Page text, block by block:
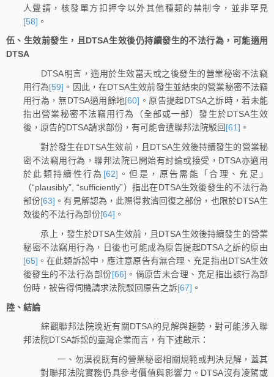
人聲請，核發單方扣押令以外其他種類的禁制令，並非罕見
[58] 。
伍、生效前發生，且DTSA生效後仍持續發生的不法行為，可能適用
DTSA
DTSA明言，適用於生效當天或之後發生的營業秘密不法竊
用行為[59] 。因此，在DTSA生效前發生並結束的營業秘密不法竊
用行為，無DTSA適用餘地[60] 。原告提起DTSA之訴時，若未能
指出營業秘密不法竊用行為（全部或一部）發生於DTSA生效
後，原告的DTSA請求部份，有可能會遭聯邦法院駁回[61] 。
對於發生在DTSA生效前，且DTSA生效後持續發生的營業秘
密不法竊用行為，聯邦法院已開始有討論或接受，DTSA亦適用
於此類持續性行為 [62] 。但是，原告需能「合理、充足」
（“plausibly”, “sufficiently”）指出在DTSA生效後發生的不法行為
部份[63] 。有見解認為，此際得救濟回復之部份，也限於DTSA生
效後的不法行為部份[64] 。
承上，發生於DTSA生效前，且DTSA生效後持續發生的營業
秘密不法竊用行為，日後也可能成為原告提起DTSA之訴的原由
[65] 。在此類訴訟中，應注意原告有無合理、充足指出DTSA生效
後發生的不法行為部份[66] 。倘原告未合理、充足指出該行為部
份時，被告得伺機請求法院駁回原告之訴[67] 。
陸、結論
綜觀聯邦法院晚近有關DTSA的見解與趨勢，對可能涉入聯
邦法院DTSA訴訟的臺灣企業而言，有下述啟示：
一、勿漠視既有的營業秘密相關規範或判決見解，蓋其
對聯邦法院實務仍具參考價值與影響力。DTSA沒有凌駕或